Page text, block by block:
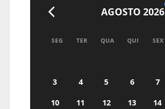
AGOSTO 2026
SEG TER QUA QUI SEX
3
4 5 6 7
10
11 12 13 14